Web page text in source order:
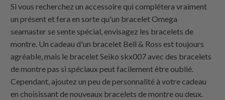
Si vous recherchez un accessoire qui complétera vraiment
un présent et fera en sorte qu'un bracelet Omega
seamaster se sente spécial, envisagez les bracelets de
montre. Un cadeau d'un bracelet Bell & Ross est toujours
agréable, mais le bracelet Seiko skx007 avec des bracelets
de montre pas si spéciaux peut facilement être oublié.
Cependant, ajoutez un peu de personnalité à votre cadeau
en choisissant de nouveaux bracelets de montre ou deux.